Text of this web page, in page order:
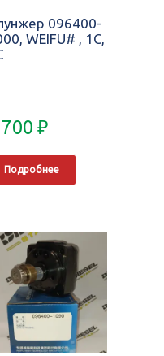
096400-
WEIFU# , 1C,
700₽
Подробнее